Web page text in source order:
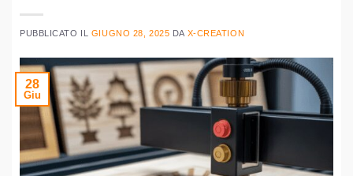
PUBBLICATO IL GIUGNO 28, 2025 DA X-CREATION
28
Giu